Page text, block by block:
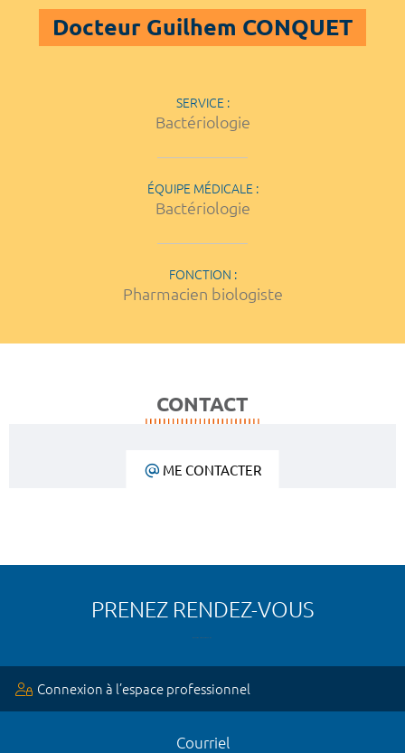
Docteur Guilhem CONQUET
SERVICE :
Bactériologie
ÉQUIPE MÉDICALE :
Bactériologie
FONCTION :
Pharmacien biologiste
CONTACT
ME CONTACTER
PRENEZ RENDEZ-VOUS
Connexion à l’espace professionnel
Courriel